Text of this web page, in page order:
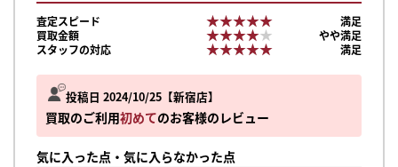
投稿日 2024/10/25 新宿店
買取のご利用初めてのお客様のレビュー
気に入った点・気に入らなかった点
査定スピード ★★★★★
★★★★★
満足
買取金額
★★★★★
★★★★★
やや満足
スタッフの対応
★★★★★
★★★★★ 満足